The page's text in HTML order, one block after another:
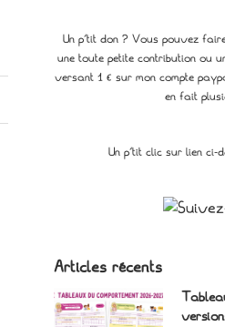
Un p'tit don ? Vous pouvez
une toute petite contribution ou
versant 1 € sur mon compte
en fait
Un p'tit clic sur lien ci-
Articles récents